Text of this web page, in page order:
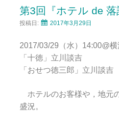
ス
キ
プ
第3回『ホテル de 落
投稿日: 2017年3月29日
2017/03/29（水）14:00@
「十徳」立川談吉
「おせつ徳三郎」立川談吉
ホテルのお客様や，地元
盛況。